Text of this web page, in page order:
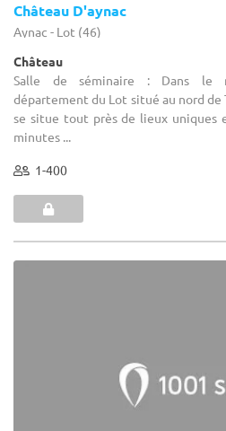
Château D'aynac
Aynac - Lot (46)
Château
Salle de séminaire : Dans le
département du Lot situé au nord de
se situe tout près de lieux uniques
minutes ...
1-400